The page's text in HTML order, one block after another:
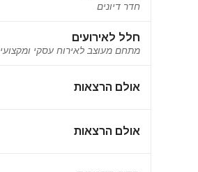
חדר דיונים
חלל לאירועים
מתחם מעוצב לאירוח עסקי ומקצועי
אולם הרצאות
אולם הרצאות